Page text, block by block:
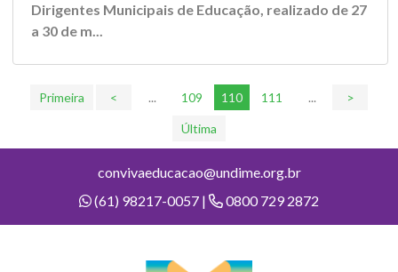
Dirigentes Municipais de Educação, realizado de 27
a 30 de m...
Primeira < ... 109 110 111 ... >
Última
convivaeducacao@undime.org.br
(61) 98217-0057 |
0800 729 2872